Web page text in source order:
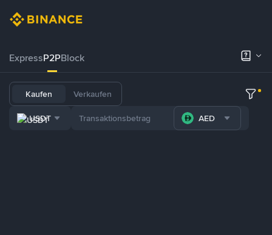
ExpressP2PBlock
Kaufen Verkaufen
USDT AED